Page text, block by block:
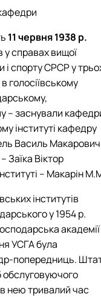
11 червня 1938 р.
у справах вищої
і спорту СРСР у
голосіївському
– заснували
інституті кафедру
Василь
Заїка Віктор
– Макарін
інститутів
у 1954 р.
академії
УСГА була
попередниць.
обслуговуючого
нею тривалий час